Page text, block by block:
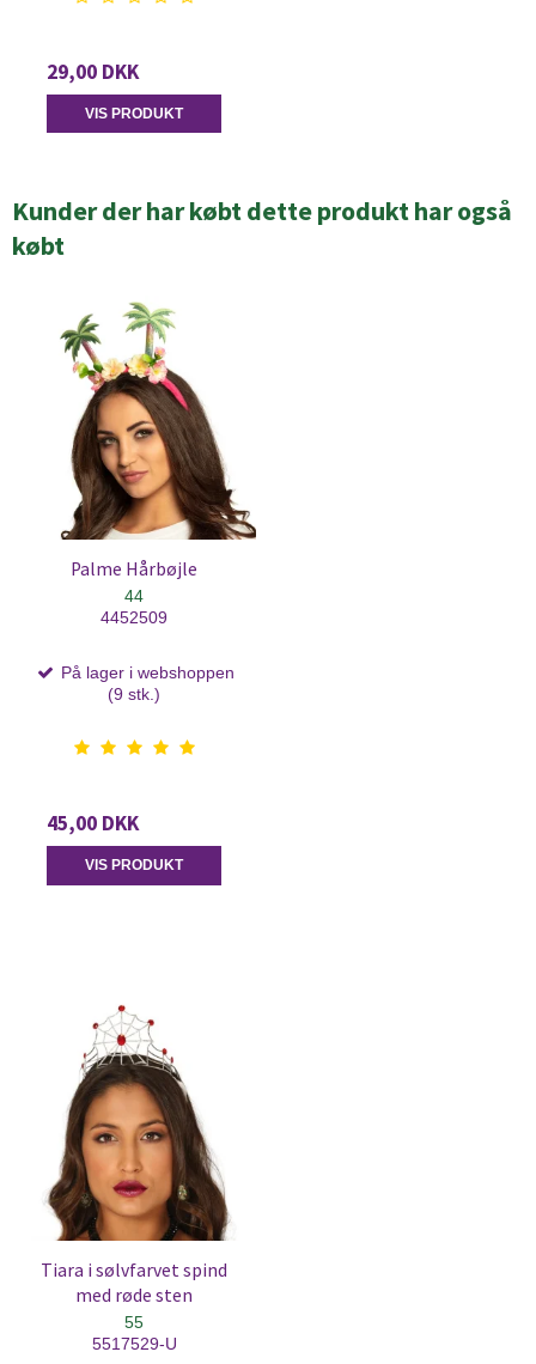
29,00 DKK
VIS PRODUKT
Kunder der har købt dette produkt har også
købt
Palme Hårbøjle
44
4452509
På lager i webshoppen
(9 stk.)
45,00 DKK
VIS PRODUKT
Tiara i sølvfarvet spind
med røde sten
55
5517529-U